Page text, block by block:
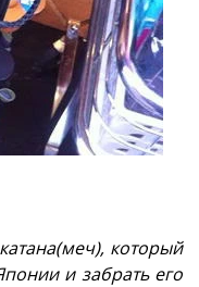
который
и забрать его